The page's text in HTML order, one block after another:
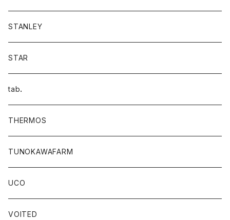
STANLEY
STAR
tab．
THERMOS
TUNOKAWAFARM
UCO
VOITED